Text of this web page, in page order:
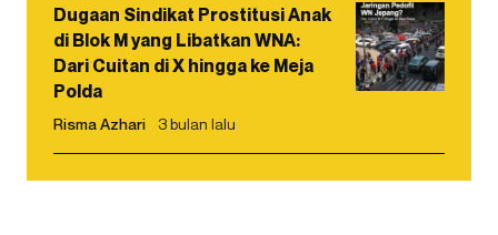
Dugaan Sindikat Prostitusi Anak
di Blok M yang Libatkan WNA:
Dari Cuitan di X hingga ke Meja
Polda
Risma Azhari 3 bulan lalu